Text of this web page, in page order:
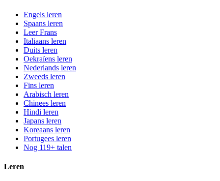
Engels leren
Spaans leren
Leer Frans
Italiaans leren
Duits leren
Oekraïens leren
Nederlands leren
Zweeds leren
Fins leren
Arabisch leren
Chinees leren
Hindi leren
Japans leren
Koreaans leren
Portugees leren
Nog 119+ talen
Leren